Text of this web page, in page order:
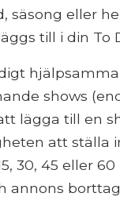
säsong eller
till i din To
shows
lägga till en
att
30, 45 eller
annons